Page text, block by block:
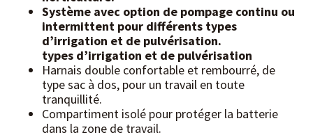
Système avec option de pompage continu ou
intermittent pour différents types
d’irrigation et de pulvérisation.
types d’irrigation et de pulvérisation
Harnais double confortable et rembourré, de
type sac à dos, pour un travail en toute
tranquillité.
Compartiment isolé pour protéger la batterie
dans la zone de travail.